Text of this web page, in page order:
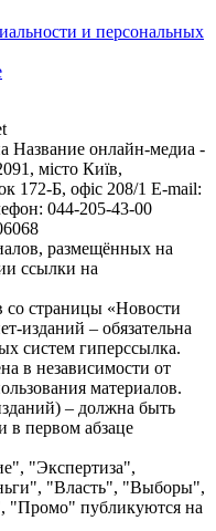
и персональных
Название онлайн-медиа -
місто Київ,
Б, офіс 208/1 E-mail:
044-205-43-00
размещённых на
ссылки на
страницы «Новости
изданий – обязательна
систем гиперссылка.
в независимости от
материалов.
– должна быть
в первом абзаце
"Экспертиза",
"Власть", "Выборы",
"Промо" публикуются на